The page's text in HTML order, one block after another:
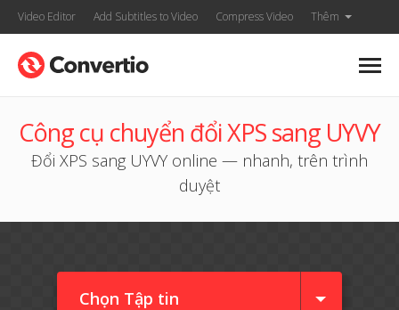
Video Editor Add Subtitles to Video Compress Video Thêm
Công cụ chuyển đổi XPS sang UYVY
Đổi XPS sang UYVY online — nhanh, trên trình
duyệt
Chọn Tập tin